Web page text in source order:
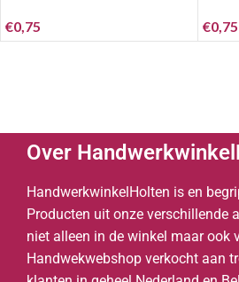
€0,75 €0,75
Over
HandwerkwinkelHolten is en
Producten uit onze verschillende
niet alleen in de winkel maar ook
Handwekwebshop verkocht aan